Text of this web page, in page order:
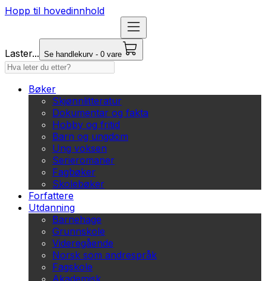
Hopp til hovedinnhold
Laster... Se handlekurv - 0 vare
Bøker
Skjønnlitteratur
Dokumentar og fakta
Hobby og fritid
Barn og ungdom
Ung voksen
Serieromaner
Fagbøker
Skolebøker
Forfattere
Utdanning
Barnehage
Grunnskole
Videregående
Norsk som andrespråk
Fagskole
Akademisk